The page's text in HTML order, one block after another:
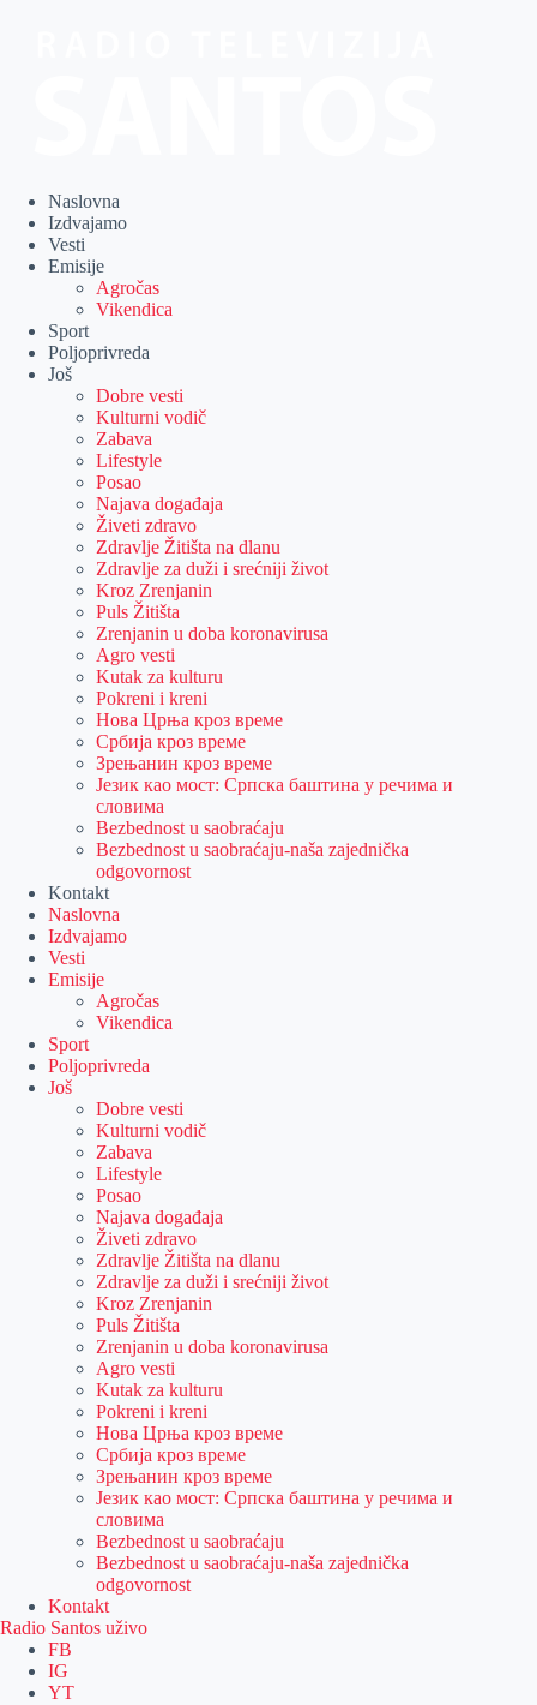
Naslovna
Izdvajamo
Vesti
Emisije
Agročas
Vikendica
Sport
Poljoprivreda
Još
Dobre vesti
Kulturni vodič
Zabava
Lifestyle
Posao
Najava događaja
Živeti zdravo
Zdravlje Žitišta na dlanu
Zdravlje za duži i srećniji život
Kroz Zrenjanin
Puls Žitišta
Zrenjanin u doba koronavirusa
Agro vesti
Kutak za kulturu
Pokreni i kreni
Нова Црња кроз време
Србија кроз време
Зрењанин кроз време
Језик као мост: Српска баштина у речима и
словима
Bezbednost u saobraćaju
Bezbednost u saobraćaju-naša zajednička
odgovornost
Kontakt
Naslovna
Izdvajamo
Vesti
Emisije
Agročas
Vikendica
Sport
Poljoprivreda
Još
Dobre vesti
Kulturni vodič
Zabava
Lifestyle
Posao
Najava događaja
Živeti zdravo
Zdravlje Žitišta na dlanu
Zdravlje za duži i srećniji život
Kroz Zrenjanin
Puls Žitišta
Zrenjanin u doba koronavirusa
Agro vesti
Kutak za kulturu
Pokreni i kreni
Нова Црња кроз време
Србија кроз време
Зрењанин кроз време
Језик као мост: Српска баштина у речима и
словима
Bezbednost u saobraćaju
Bezbednost u saobraćaju-naša zajednička
odgovornost
Kontakt
Radio Santos uživo
FB
IG
YT